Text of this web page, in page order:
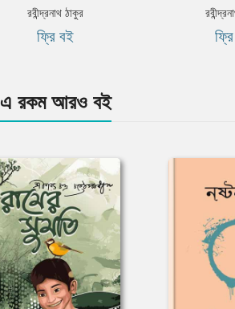
রবীন্দ্রনাথ ঠাকুর
ফ্রি বই
এ রকম আরও বই